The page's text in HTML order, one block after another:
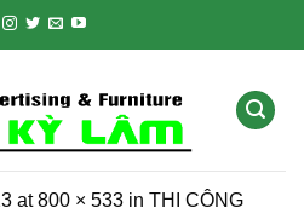
at800 × 533 in THI CÔNG